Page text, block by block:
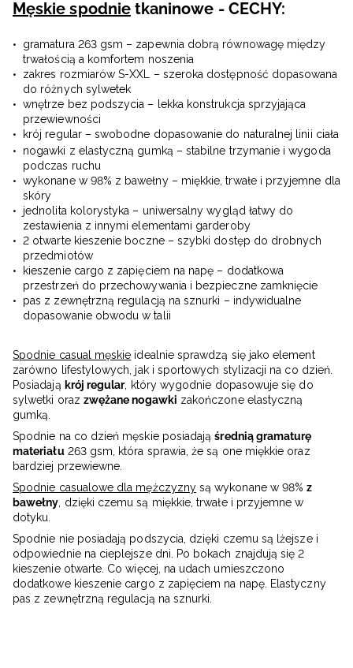
Męskie spodnietkaninowe - CECHY:
gramatura 263 gsm – zapewnia dobrą równowagę między
trwałością a komfortem noszenia
zakres rozmiarów S-XXL – szeroka dostępność dopasowana
do różnych sylwetek
wnętrze bez podszycia – lekka konstrukcja sprzyjająca
przewiewności
krój regular – swobodne dopasowanie do naturalnej linii ciała
nogawki z elastyczną gumką – stabilne trzymanie i wygoda
podczas ruchu
wykonane w 98% z bawełny – miękkie, trwałe i przyjemne dla
skóry
jednolita kolorystyka – uniwersalny wygląd łatwy do
zestawienia z innymi elementami garderoby
2 otwarte kieszenie boczne – szybki dostęp do drobnych
przedmiotów
kieszenie cargo z zapięciem na napę – dodatkowa
przestrzeń do przechowywania i bezpieczne zamknięcie
pas z zewnętrzną regulacją na sznurki – indywidualne
dopasowanie obwodu w talii
Spodnie casual męskie idealnie sprawdzą się jako element
zarówno lifestylowych, jak i sportowych stylizacji na co dzień.
Posiadają krój regular, który wygodnie dopasowuje się do
sylwetki oraz zwężane nogawki zakończone elastyczną
gumką.
Spodnie na co dzień męskie posiadająśrednią gramaturę
materiału263 gsm, która sprawia, że są one miękkie oraz
bardziej przewiewne.
Spodnie casualowe dla mężczyznysą wykonane w 98%z
bawełny, dzięki czemu są miękkie, trwałe i przyjemne w
dotyku.
Spodnie nie posiadają podszycia, dzięki czemu są lżejsze i
odpowiednie na cieplejsze dni. Po bokach znajdują się 2
kieszenie otwarte. Co więcej, na udach umieszczono
dodatkowe kieszenie cargo z zapięciem na napę. Elastyczny
pas z zewnętrzną regulacją na sznurki.